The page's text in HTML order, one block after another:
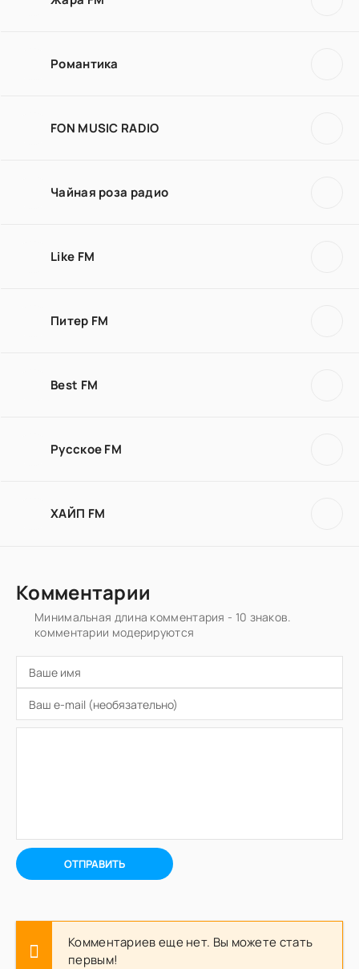
Романтика
FON MUSIC RADIO
Чайная роза радио
Like FM
Питер FM
Best FM
Русское FM
ХАЙП FM
Комментарии
Минимальная длина комментария - 10 знаков.
комментарии модерируются
ОТПРАВИТЬ
Комментариев еще нет. Вы можете стать
первым!